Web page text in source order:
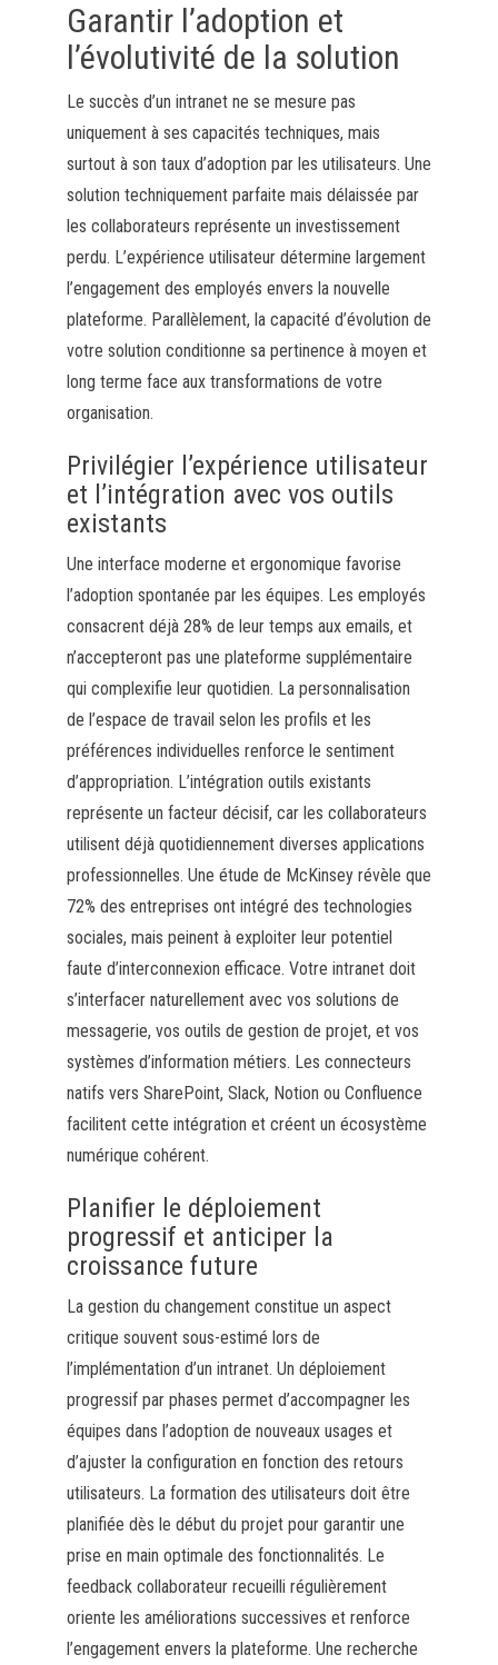
Garantir l’adoption et
l’évolutivité de la solution
Le succès d’un intranet ne se mesure pas
uniquement à ses capacités techniques, mais
surtout à son taux d’adoption par les utilisateurs. Une
solution techniquement parfaite mais délaissée par
les collaborateurs représente un investissement
perdu. L’expérience utilisateur détermine largement
l’engagement des employés envers la nouvelle
plateforme. Parallèlement, la capacité d’évolution de
votre solution conditionne sa pertinence à moyen et
long terme face aux transformations de votre
organisation.
Privilégier l’expérience utilisateur
et l’intégration avec vos outils
existants
Une interface moderne et ergonomique favorise
l’adoption spontanée par les équipes. Les employés
consacrent déjà 28% de leur temps aux emails, et
n’accepteront pas une plateforme supplémentaire
qui complexifie leur quotidien. La personnalisation
de l’espace de travail selon les profils et les
préférences individuelles renforce le sentiment
d’appropriation. L’intégration outils existants
représente un facteur décisif, car les collaborateurs
utilisent déjà quotidiennement diverses applications
professionnelles. Une étude de McKinsey révèle que
72% des entreprises ont intégré des technologies
sociales, mais peinent à exploiter leur potentiel
faute d’interconnexion efficace. Votre intranet doit
s’interfacer naturellement avec vos solutions de
messagerie, vos outils de gestion de projet, et vos
systèmes d’information métiers. Les connecteurs
natifs vers SharePoint, Slack, Notion ou Confluence
facilitent cette intégration et créent un écosystème
numérique cohérent.
Planifier le déploiement
progressif et anticiper la
croissance future
La gestion du changement constitue un aspect
critique souvent sous-estimé lors de
l’implémentation d’un intranet. Un déploiement
progressif par phases permet d’accompagner les
équipes dans l’adoption de nouveaux usages et
d’ajuster la configuration en fonction des retours
utilisateurs. La formation des utilisateurs doit être
planifiée dès le début du projet pour garantir une
prise en main optimale des fonctionnalités. Le
feedback collaborateur recueilli régulièrement
oriente les améliorations successives et renforce
l’engagement envers la plateforme. Une recherche